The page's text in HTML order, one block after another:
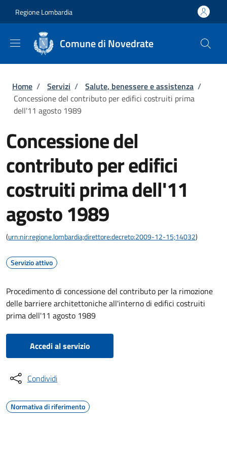
Regione Lombardia
Comune di Novedrate
Briciole di pane
Home / Servizi / Salute, benessere e assistenza /
Concessione del contributo per edifici costruiti prima
dell'11 agosto 1989
Concessione del
contributo per edifici
costruiti prima dell'11
agosto 1989
(urn:nir:regione.lombardia;direttore:decreto:2009-12-15;14032)
Servizio attivo
Procedimento di concessione del contributo per la rimozione
delle barriere architettoniche all'interno di edifici costruiti
prima dell'11 agosto 1989
Accedi al servizio
Condividi
Normativa di riferimento